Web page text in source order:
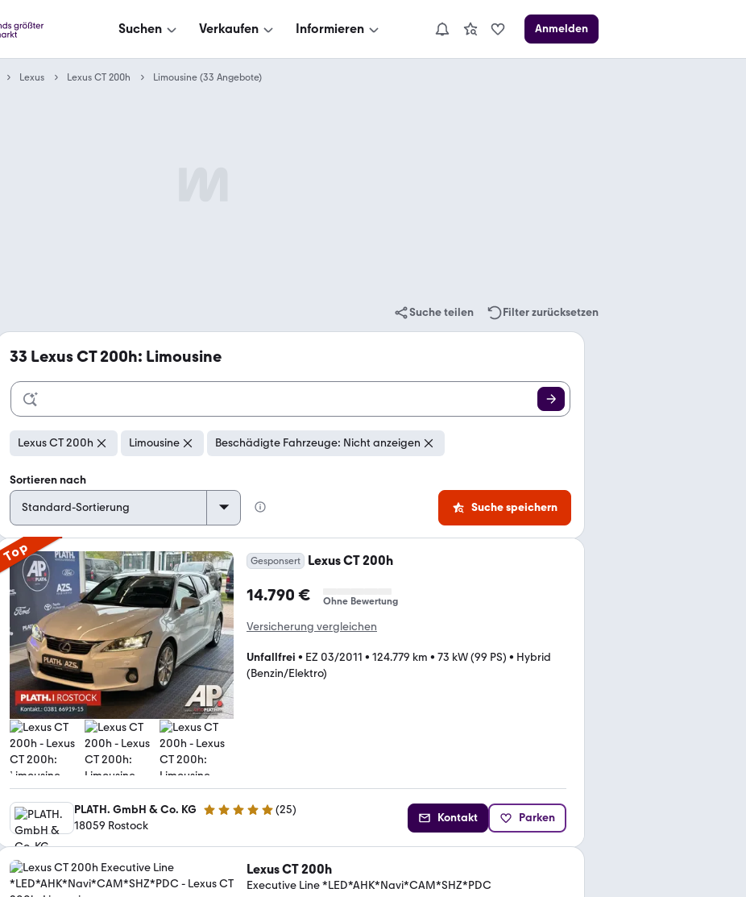
Suchen Verkaufen Informieren Anmelden
Lexus Lexus CT 200h Limousine (33 Angebote)
Suche teilen Filter zurücksetzen
33 Lexus CT 200h: Limousine
Lexus CT 200h Limousine Beschädigte Fahrzeuge: Nicht anzeigen
Sortieren nach
Suche speichern
Top Gesponsert Lexus CT 200h
14.790 € Ohne Bewertung
Versicherung vergleichen
Unfallfrei • EZ 03/2011 • 124.779 km • 73 kW (99 PS) • Hybrid
(Benzin/Elektro)
PLATH. GmbH & Co. KG 4.9 Sterne (25)
18059 Rostock
Kontakt Parken
Lexus CT 200h
Executive Line *LED*AHK*Navi*CAM*SHZ*PDC